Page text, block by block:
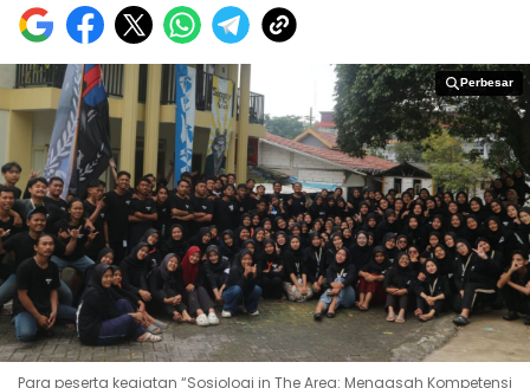
Perbesar
Perbesar
Para peserta kegiatan “Sosiologi in The Area: Mengasah Kompetensi